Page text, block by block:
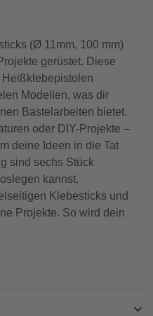
(Ø 11mm, 100 mm)
gerüstet. Diese
Modellen, was dir
Bastelarbeiten bietet.
oder DIY-Projekte –
deine Ideen in die Tat
sind sechs Stück
kannst.
Klebesticks und
Projekte. So wird dein